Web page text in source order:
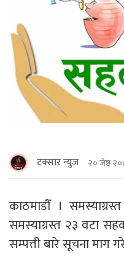
टक्सार न्युज २० जेष्ठ
काठमाडौँ ।
समस्याग्रस्त २३ वटा
सम्पत्ती बारे सूचना माग